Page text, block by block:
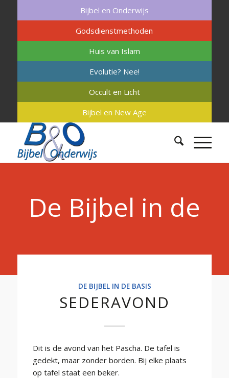
Bijbel en Onderwijs
Godsdienstmethoden
Huis van Islam
Evolutie? Nee!
Occult en Licht
Bijbel en New Age
De Bijbel in de
Basis
DE BIJBEL IN DE BASIS
SEDERAVOND
Dit is de avond van het Pascha. De tafel is
gedekt, maar zonder borden. Bij elke plaats
op tafel staat een beker.